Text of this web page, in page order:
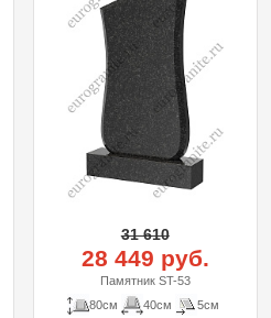
31 610
28 449 руб.
Памятник ST-53
80см
40см 5см